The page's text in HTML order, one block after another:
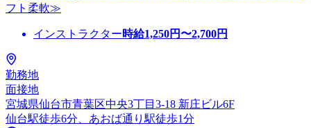
フト柔軟≫
インストラクター時給1,250円〜2,700円
勤務地
面接地
宮城県仙台市青葉区中央3丁目3-18 新庄ビル6F
仙台駅徒歩6分、あおば通り駅徒歩1分